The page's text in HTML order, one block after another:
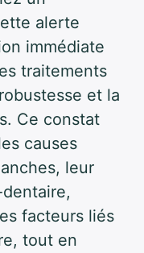
alerte
immédiate
traitements
et la
Ce constat
causes
leur
facteurs liés
tout en